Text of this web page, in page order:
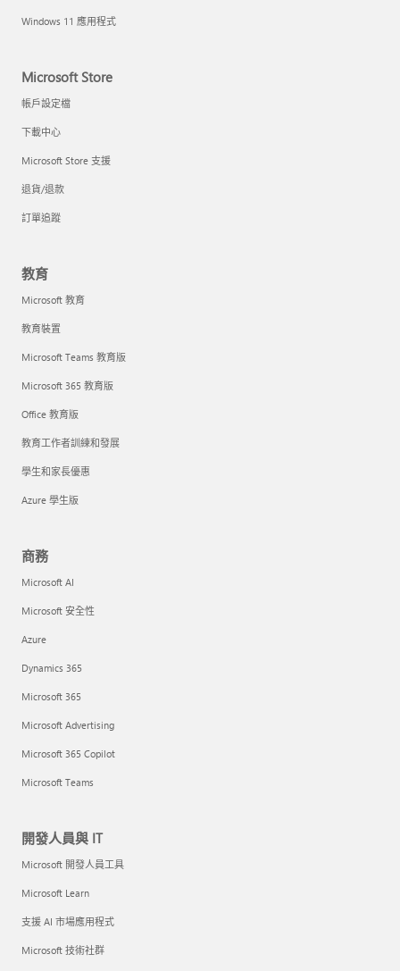
Windows 11 應用程式
Microsoft Store
帳戶設定檔
下載中心
Microsoft Store 支援
退貨/退款
訂單追蹤
教育
Microsoft 教育
教育裝置
Microsoft Teams 教育版
Microsoft 365 教育版
Office 教育版
教育工作者訓練和發展
學生和家長優惠
Azure 學生版
商務
Microsoft AI
Microsoft 安全性
Azure
Dynamics 365
Microsoft 365
Microsoft Advertising
Microsoft 365 Copilot
Microsoft Teams
開發人員與 IT
Microsoft 開發人員工具
Microsoft Learn
支援 AI 市場應用程式
Microsoft 技術社群